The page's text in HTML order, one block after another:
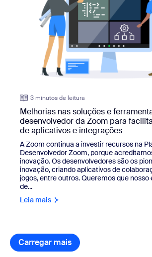
3 minutos de leitura
Melhorias nas soluções e
desenvolvedor da Zoom para
de aplicativos e integrações
A Zoom continua a investir recursos na
Desenvolvedor Zoom, porque
inovação. Os desenvolvedores são os
inovação, criando aplicativos de
jogos, entre outros. Queremos que
de...
Leia mais
Carregar mais recurso de itens da